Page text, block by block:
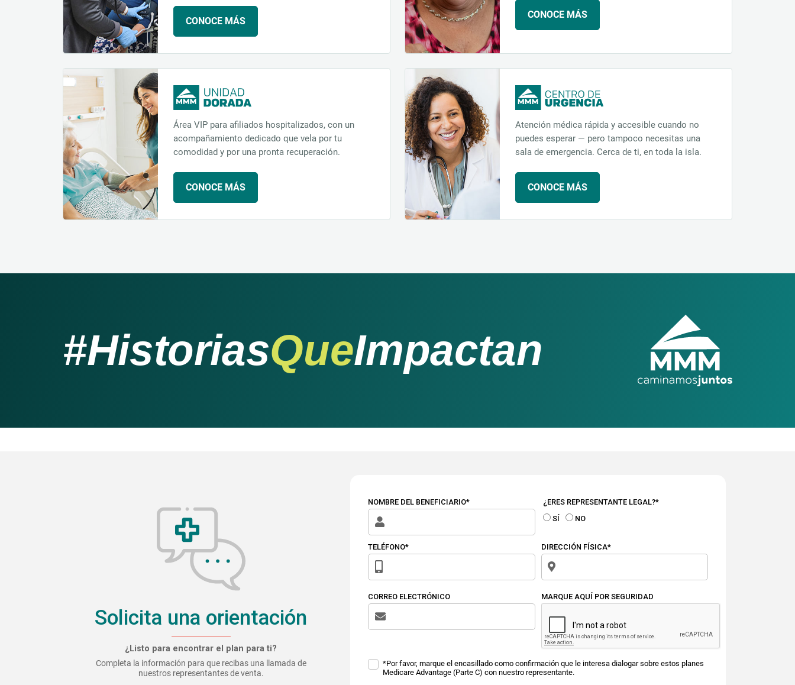
CONOCE MÁS
CONOCE MÁS
Área VIP para afiliados hospitalizados, con un
acompañamiento dedicado que vela por tu
comodidad y por una pronta recuperación.
CONOCE MÁS
Atención médica rápida y accesible cuando no
puedes esperar — pero tampoco necesitas una
sala de emergencia. Cerca de ti, en toda la isla.
CONOCE MÁS
#HistoriasQueImpactan
Solicita una orientación
¿Listo para encontrar el plan para ti?
Completa la información para que recibas una llamada de
nuestros representantes de venta.
NOMBRE DEL BENEFICIARIO*
¿ERES REPRESENTANTE LEGAL?*
SÍ
NO
TELÉFONO* DIRECCIÓN FÍSICA*
CORREO ELECTRÓNICO MARQUE AQUÍ POR SEGURIDAD
*Por favor, marque el encasillado como confirmación que le interesa dialogar sobre estos planes
Medicare Advantage (Parte C) con nuestro representante.